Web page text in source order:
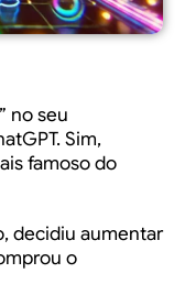
no seu
Sim,
famoso do
decidiu aumentar
o